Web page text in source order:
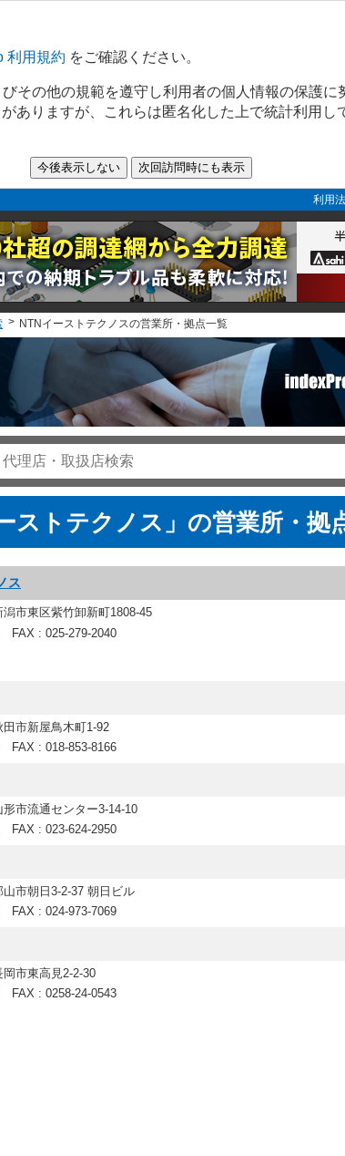
利用規約 をご確認ください。
その他の規範を遵守し利用者の個人情報の保護に
ありますが、これらは匿名化した上で統計利用し
利用
NTNイーストテクノスの営業所・拠点一覧
ストテクノス」の営業所・拠
ス
市東区紫竹卸新町1808-45
FAX : 025-279-2040
市新屋鳥木町1-92
FAX : 018-853-8166
市流通センター3-14-10
FAX : 023-624-2950
市朝日3-2-37 朝日ビル
FAX : 024-973-7069
市東高見2-2-30
FAX : 0258-24-0543